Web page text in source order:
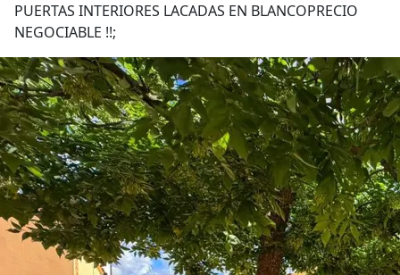
PUERTAS INTERIORES LACADAS EN BLANCOPRECIO
NEGOCIABLE !!;